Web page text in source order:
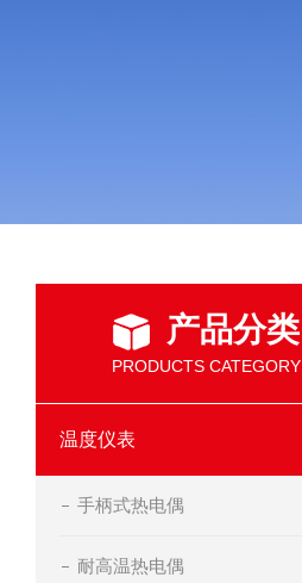
产品分类
PRODUCTS CATEGORY
温度仪表
手柄式热电偶
耐高温热电偶